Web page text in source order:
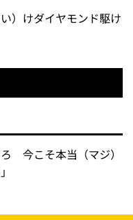
）けダイヤモンド駆け
今こそ本当（マジ）